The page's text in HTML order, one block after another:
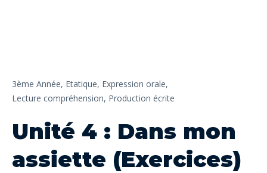
3ème Année, Etatique, Expression orale,
Lecture compréhension, Production écrite
Unité 4 : Dans mon
assiette (Exercices)